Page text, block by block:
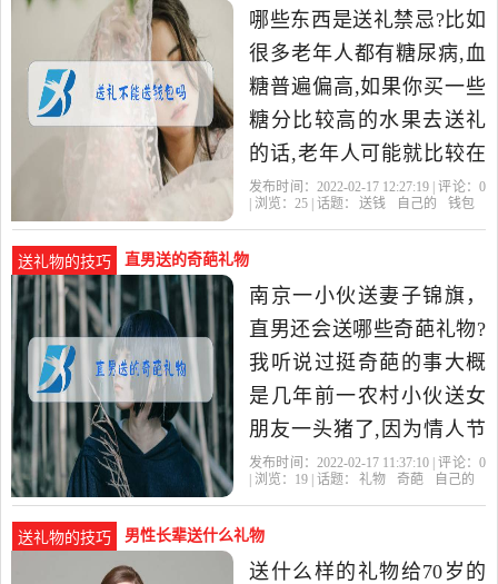
哪些东西是送礼禁忌?比如
很多老年人都有糖尿病,血
糖普遍偏高,如果你买一些
糖分比较高的水果去送礼
的话,老年人可能就比较在
意了,会认为你考虑的不够
发布时间：2022-02-17 12:27:19 | 评论： 0
| 浏览： 25 | 话题： 送钱 自己的 钱包
送礼物的技巧 直男送的奇葩礼物
南京一小伙送妻子锦旗，
直男还会送哪些奇葩礼物?
我听说过挺奇葩的事大概
是几年前一农村小伙送女
朋友一头猪了,因为情人节
后没几天是女友哥哥大婚,
直
发布时间：2022-02-17 11:37:10 | 评论： 0
| 浏览： 19 | 话题： 礼物 奇葩 自己的
送礼物的技巧 男性长辈送什么礼物
送什么样的礼物给70岁的